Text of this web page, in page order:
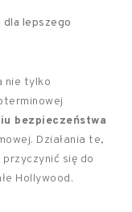
dla lepszego
nie tylko
bezpieczeństwa
Działania te,
się do
Hollywood.